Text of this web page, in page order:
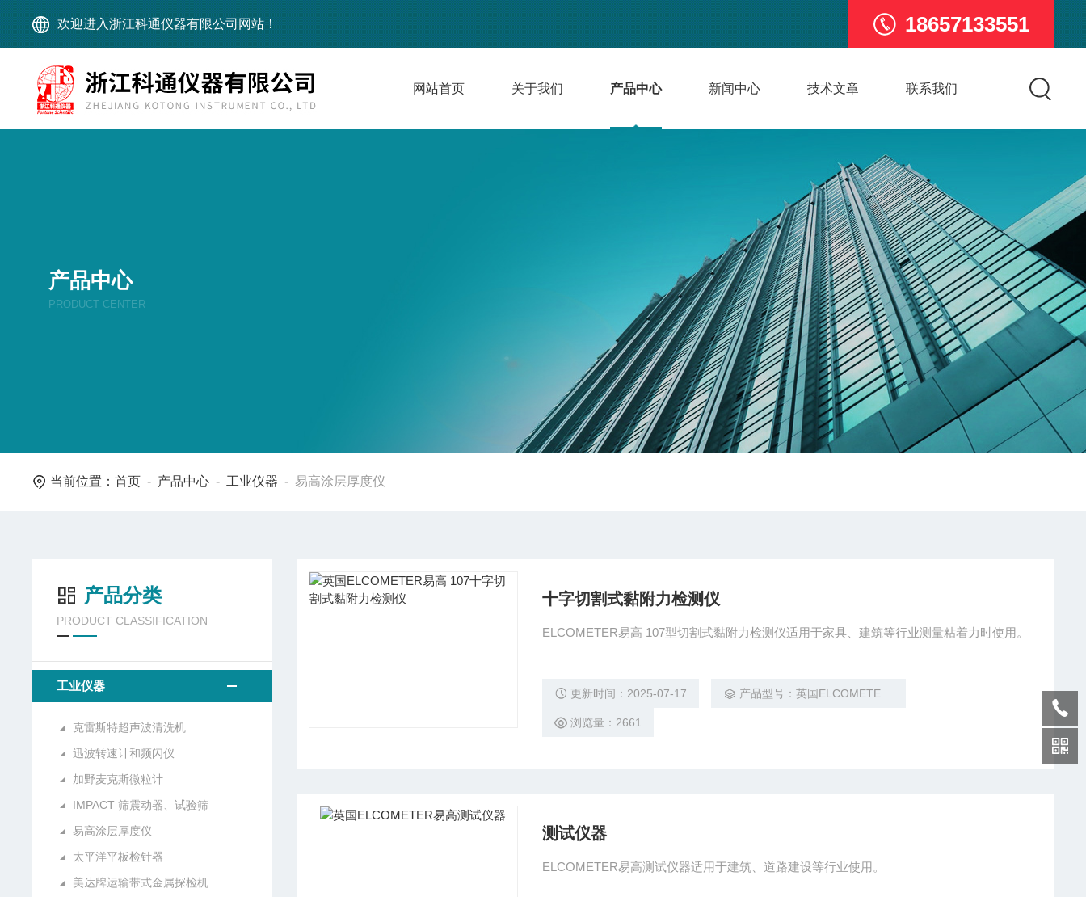
欢迎进入浙江科通仪器有限公司网站！ 18657133551
网站首页 关于我们 产品中心 新闻中心 技术文章 联系我们
产品中心
PRODUCT CENTER
当前位置：首页 - 产品中心 - 工业仪器 -易高涂层厚度仪
产品分类
PRODUCT CLASSIFICATION
工业仪器
克雷斯特超声波清洗机
迅波转速计和频闪仪
加野麦克斯微粒计
IMPACT 筛震动器、试验筛
易高涂层厚度仪
太平洋平板检针器
美达牌运输带式金属探检机
十字切割式黏附力检测仪
ELCOMETER易高 107型切割式黏附力检测仪适用于家具、建筑等行业测量粘着力时使用。
更新时间：2025-07-17 产品型号：英国ELCOMETER易高 107
浏览量：2661
测试仪器
ELCOMETER易高测试仪器适用于建筑、道路建设等行业使用。